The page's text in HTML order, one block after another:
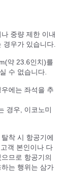
중량 제한 이내
경우가 있습니다.
약 23.6인치)를
수 없습니다.
에는 좌석을 추
경우, 이코노미
착 시 항공기에
객 본인이나 다
므로 항공기의
는 행위는 삼가